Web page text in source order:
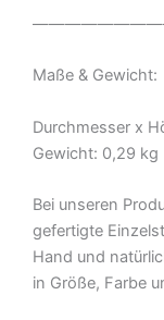
Maße & Gewicht:
Durchmesser x
Gewicht: 0,29 kg
Bei unseren
gefertigte
Hand und
in Größe, Farbe